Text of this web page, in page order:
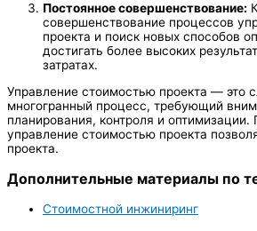
Постоянное совершенствование:
совершенствование процессов
проекта и поиск новых способов
достигать более высоких
затратах.
Управление стоимостью проекта — это
многогранный процесс, требующий
планирования, контроля и оптимизации.
управление стоимостью проекта
проекта.
Дополнительные материалы по
Стоимостной инжиниринг